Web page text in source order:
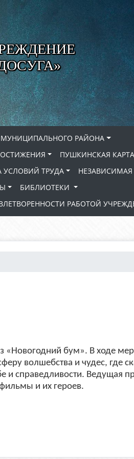
РАЙОНА
ПУШКИНСКАЯ КАРТА
УСЛОВИЙ ТРУДА
НЕЗАВИСИМАЯ
БИБЛИОТЕКИ
РАБОТОЙ
«Новогодний бум». В ходе
волшебства и чудес, где
и справедливости. Ведущая
и их героев.